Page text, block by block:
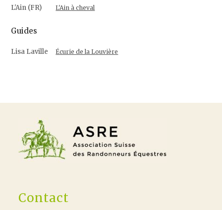
L'Ain (FR) L'Ain à cheval
Guides
Lisa Laville Écurie de la Louvière
Contact